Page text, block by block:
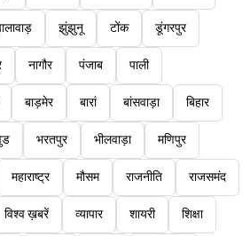
झुंझुनू टोंक डूंगरपुर
नागौर पंजाब पाली
बाड़मेर बारां बांसवाड़ा बिहार
भरतपुर भीलवाड़ा मणिपुर
महाराष्ट्र मौसम राजनीति राजसमंद
विश्व ख़बरें व्यापार शायरी शिक्षा